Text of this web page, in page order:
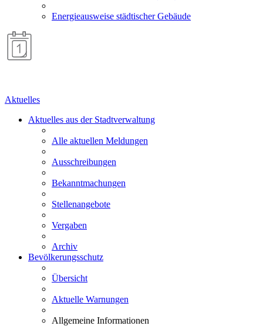
Energieausweise städtischer Gebäude
Aktuelles
Aktuelles aus der Stadtverwaltung
Alle aktuellen Meldungen
Ausschreibungen
Bekanntmachungen
Stellenangebote
Vergaben
Archiv
Bevölkerungsschutz
Übersicht
Aktuelle Warnungen
Allgemeine Informationen